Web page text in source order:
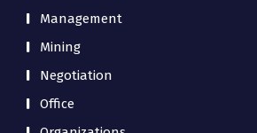
Management
Mining
Negotiation
Office